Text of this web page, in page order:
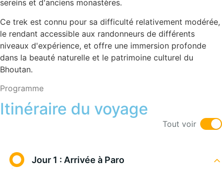
sereins et d'anciens monastères.
Ce trek est connu pour sa difficulté relativement modérée,
le rendant accessible aux randonneurs de différents
niveaux d'expérience, et offre une immersion profonde
dans la beauté naturelle et le patrimoine culturel du
Bhoutan.
Programme
Itinéraire du voyage
Tout voir
Jour 1 : Arrivée à Paro